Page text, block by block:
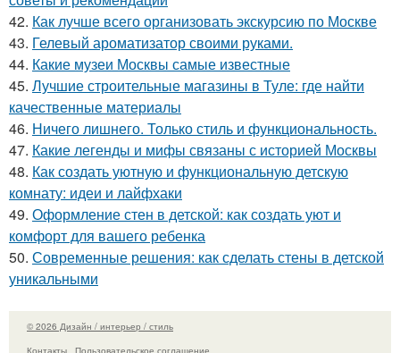
42. Как лучше всего организовать экскурсию по Москве
43. Гелевый ароматизатор своими руками.
44. Какие музеи Москвы самые известные
45. Лучшие строительные магазины в Туле: где найти
качественные материалы
46. Ничего лишнего. Только стиль и функциональность.
47. Какие легенды и мифы связаны с историей Москвы
48. Как создать уютную и функциональную детскую
комнату: идеи и лайфхаки
49. Оформление стен в детской: как создать уют и
комфорт для вашего ребенка
50. Современные решения: как сделать стены в детской
уникальными
© 2026 Дизайн / интерьер / стиль
Контакты
Пользовательское соглашение